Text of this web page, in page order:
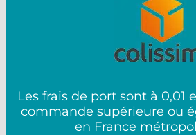
Les frais de port sont à 0,01
commande supérieure ou
en France